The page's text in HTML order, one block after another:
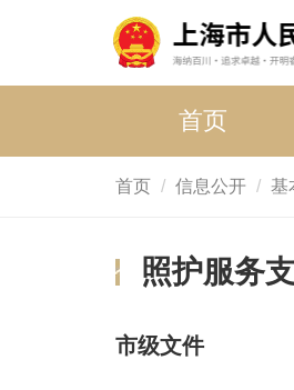
首页
首页 信息公开 基
照护服务
市级文件